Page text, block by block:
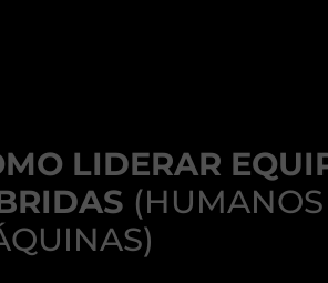
LIDERAR
(HUMANOS